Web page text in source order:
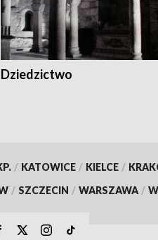
Dziedzictwo
/ KATOWICE / KIELCE /
/ SZCZECIN / WARSZAWA /